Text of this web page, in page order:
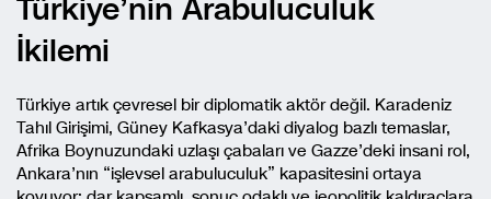
Türkiye’nin Arabuluculuk
İkilemi
Türkiye artık çevresel bir diplomatik aktör değil. Karadeniz
Tahıl Girişimi, Güney Kafkasya’daki diyalog bazlı temaslar,
Afrika Boynuzundaki uzlaşı çabaları ve Gazze’deki insani rol,
Ankara’nın “işlevsel arabuluculuk” kapasitesini ortaya